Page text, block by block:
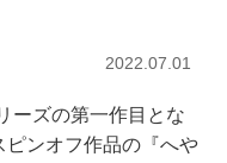
2022.07.01
ーズの第⼀作⽬とな
ンオフ作品の『へや